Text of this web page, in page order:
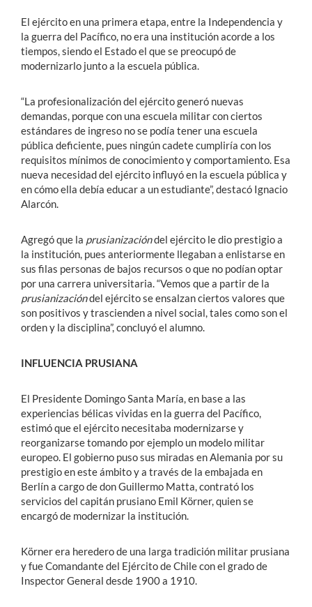
El ejército en una primera etapa, entre la Independencia y
la guerra del Pacífico, no era una institución acorde a los
tiempos, siendo el Estado el que se preocupó de
modernizarlo junto a la escuela pública.
“La profesionalización del ejército generó nuevas
demandas, porque con una escuela militar con ciertos
estándares de ingreso no se podía tener una escuela
pública deficiente, pues ningún cadete cumpliría con los
requisitos mínimos de conocimiento y comportamiento. Esa
nueva necesidad del ejército influyó en la escuela pública y
en cómo ella debía educar a un estudiante”, destacó Ignacio
Alarcón.
Agregó que la prusianizacióndel ejército le dio prestigio a
la institución, pues anteriormente llegaban a enlistarse en
sus filas personas de bajos recursos o que no podían optar
por una carrera universitaria. “Vemos que a partir de la
prusianizacióndel ejército se ensalzan ciertos valores que
son positivos y trascienden a nivel social, tales como son el
orden y la disciplina”, concluyó el alumno.
INFLUENCIA PRUSIANA
El Presidente Domingo Santa María, en base a las
experiencias bélicas vividas en la guerra del Pacífico,
estimó que el ejército necesitaba modernizarse y
reorganizarse tomando por ejemplo un modelo militar
europeo. El gobierno puso sus miradas en Alemania por su
prestigio en este ámbito y a través de la embajada en
Berlín a cargo de don Guillermo Matta, contrató los
servicios del capitán prusiano Emil Körner, quien se
encargó de modernizar la institución.
Körner era heredero de una larga tradición militar prusiana
y fue Comandante del Ejército de Chile con el grado de
Inspector General desde 1900 a 1910.